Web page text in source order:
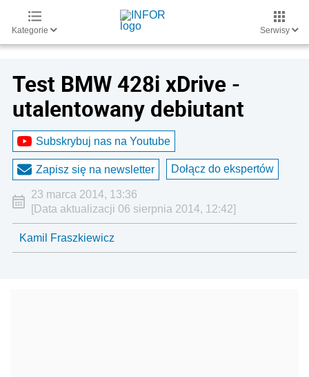
Kategorie Serwisy
Test BMW 428i xDrive -
utalentowany debiutant
Subskrybuj nas na Youtube
Zapisz się na newsletter Dołącz do ekspertów
23 marca 2014, 13:36
[Data aktualizacji 06 sierpnia 2014, 12:42]
Kamil Fraszkiewicz